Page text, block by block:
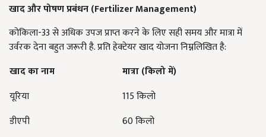
खाद और पोषण प्रबंधन (Fertilizer Management)
कोकिला-33 से अधिक उपज प्राप्त करने के लिए सही समय और मात्रा में
उर्वरक देना बहुत जरूरी है. प्रति हेक्टेयर खाद योजना निम्नलिखित है:
खाद का नाम
मात्रा (किलो में)
यूरिया
115 किलो
डीएपी
60 किलो